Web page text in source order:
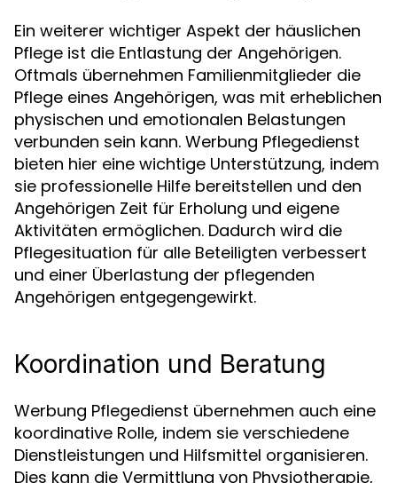
Ein weiterer wichtiger Aspekt der häuslichen
Pflege ist die Entlastung der Angehörigen.
Oftmals übernehmen Familienmitglieder die
Pflege eines Angehörigen, was mit erheblichen
physischen und emotionalen Belastungen
verbunden sein kann. Werbung Pflegedienst
bieten hier eine wichtige Unterstützung, indem
sie professionelle Hilfe bereitstellen und den
Angehörigen Zeit für Erholung und eigene
Aktivitäten ermöglichen. Dadurch wird die
Pflegesituation für alle Beteiligten verbessert
und einer Überlastung der pflegenden
Angehörigen entgegengewirkt.
Koordination und Beratung
Werbung Pflegedienst übernehmen auch eine
koordinative Rolle, indem sie verschiedene
Dienstleistungen und Hilfsmittel organisieren.
Dies kann die Vermittlung von Physiotherapie,